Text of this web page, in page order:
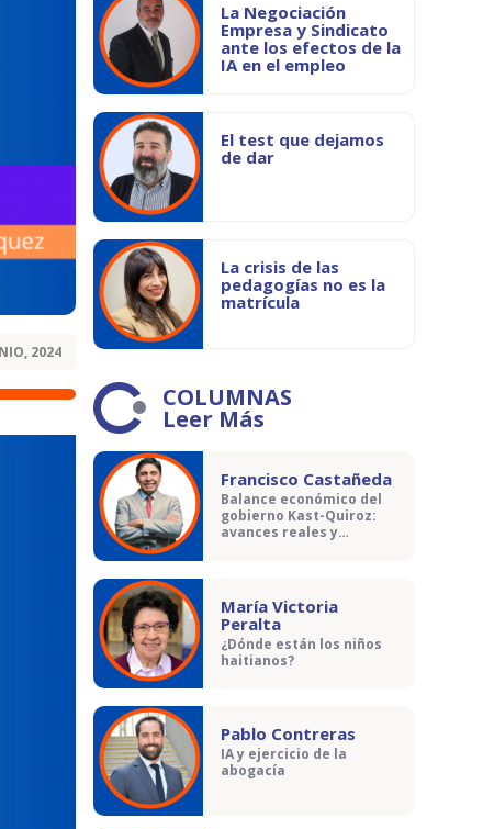
2024
La Negociación
Empresa y Sindicato
ante los efectos de la
IA en el empleo
El test que dejamos
de dar
La crisis de las
pedagogías no es la
matrícula
COLUMNAS
Leer Más
Francisco Castañeda
Balance económico del
gobierno Kast-Quiroz:
avances reales y
María Victoria
Peralta
¿Dónde están los niños
haitianos?
Pablo Contreras
IA y ejercicio de la
abogacía